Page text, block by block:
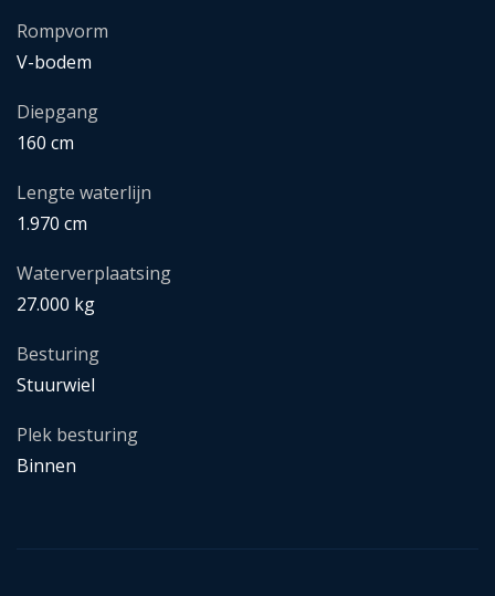
Rompvorm
V-bodem
Diepgang
160 cm
Lengte waterlijn
1.970 cm
Waterverplaatsing
27.000 kg
Besturing
Stuurwiel
Plek besturing
Binnen